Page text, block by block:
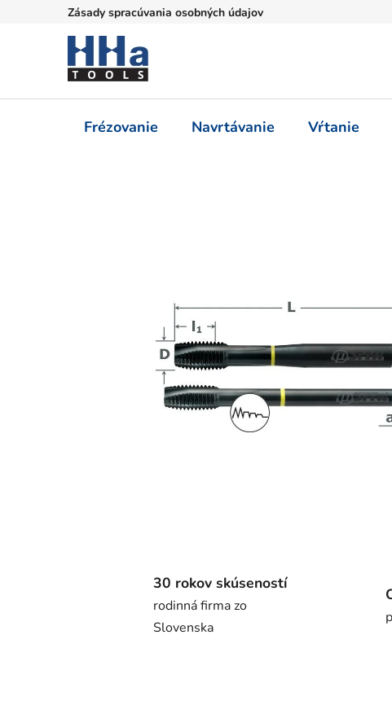
Zásady spracúvania osobných údajov
Frézovanie Navrtávanie Vŕtanie
30 rokov skúseností
rodinná firma zo
Slovenska